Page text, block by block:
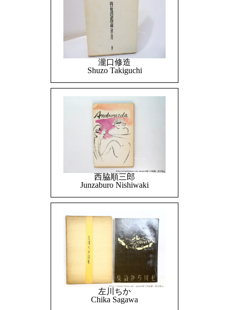
瀧口修造
Shuzo Takiguchi
西脇順三郎
Junzaburo Nishiwaki
左川ちか
Chika Sagawa